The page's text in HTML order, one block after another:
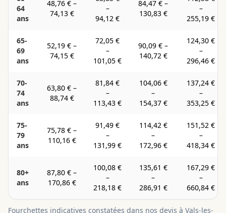
64
ans
48,76 € –
74,13 €
–
94,12 €
84,47 € –
130,83 €
–
255,19 €
65-
69
ans
52,19 € –
74,15 €
72,05 €
–
101,05 €
90,09 € –
140,72 €
124,30 €
–
296,46 €
70-
74
ans
63,80 € –
88,74 €
81,84 €
–
113,43 €
104,06 €
–
154,37 €
137,24 €
–
353,25 €
75-
79
ans
75,78 € –
110,16 €
91,49 €
–
131,99 €
114,42 €
–
172,96 €
151,52 €
–
418,34 €
80+
ans
87,80 € –
170,86 €
100,08 €
–
218,18 €
135,61 €
–
286,91 €
167,29 €
–
660,84 €
Fourchettes indicatives constatées dans nos devis à Vals-les-